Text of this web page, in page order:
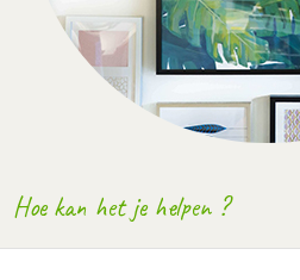
Hoe kan het je helpen ?